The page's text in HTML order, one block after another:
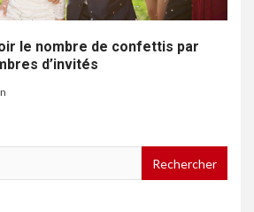
le nombre de confettis par
d’invités